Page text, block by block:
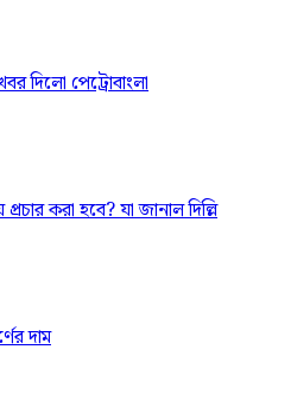
দিলো পেট্রোবাংলা
করা হবে? যা জানাল দিল্লি
দাম